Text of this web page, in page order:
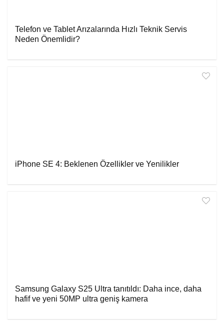
Telefon ve Tablet Arızalarında Hızlı Teknik Servis
Neden Önemlidir?
iPhone SE 4: Beklenen Özellikler ve Yenilikler
Samsung Galaxy S25 Ultra tanıtıldı: Daha ince, daha
hafif ve yeni 50MP ultra geniş kamera